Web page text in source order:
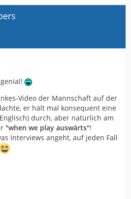
Video der Mannschaft auf der
er hält mal konsequent eine
durch, aber natürlich am
"when we play auswärts"!
Interviews angeht, auf jeden Fall